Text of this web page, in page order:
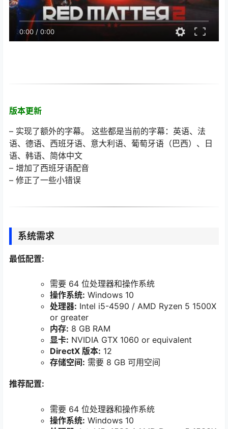
0:00 / 0:00
版本更新
– 实现了额外的字幕。 这些都是当前的字幕：英语、法
语、德语、西班牙语、意大利语、葡萄牙语（巴西）、日
语、韩语、简体中文
– 增加了西班牙语配音
– 修正了一些小错误
系统需求
最低配置:
需要 64 位处理器和操作系统
操作系统: Windows 10
处理器: Intel i5-4590 / AMD Ryzen 5 1500X
or greater
内存: 8 GB RAM
显卡: NVIDIA GTX 1060 or equivalent
DirectX 版本: 12
存储空间: 需要 8 GB 可用空间
推荐配置:
需要 64 位处理器和操作系统
操作系统: Windows 10